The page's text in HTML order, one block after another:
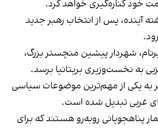
خود کناره‌گیری خواهد کرد.
آینده، پس از انتخاب رهبر جدید
شهردار پیشین منچستر بزرگ،
به نخست‌وزیری بریتانیا برسد.
به یکی از مهم‌ترین موضوعات سیاسی
غربی تبدیل شده است.
پناهجویانی روبه‌رو هستند که برای